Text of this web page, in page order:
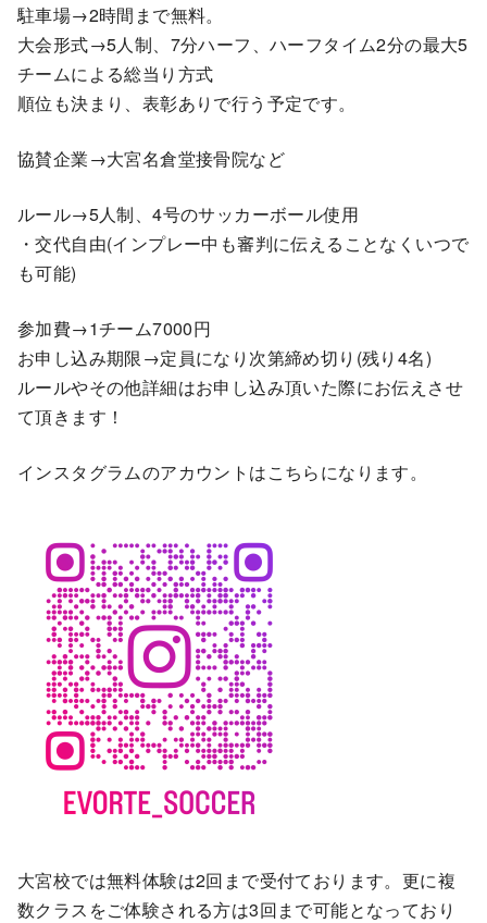
駐車場→2時間まで無料。
大会形式→5人制、7分ハーフ、ハーフタイム2分の最大5
チームによる総当り方式
順位も決まり、表彰ありで行う予定です。
協賛企業→大宮名倉堂接骨院など
ルール→5人制、4号のサッカーボール使用
・交代自由(インプレー中も審判に伝えることなくいつで
も可能)
参加費→1チーム7000円
お申し込み期限→定員になり次第締め切り(残り4名)
ルールやその他詳細はお申し込み頂いた際にお伝えさせ
て頂きます！
インスタグラムのアカウントはこちらになります。
大宮校では無料体験は2回まで受付ております。更に複
数クラスをご体験される方は3回まで可能となっており